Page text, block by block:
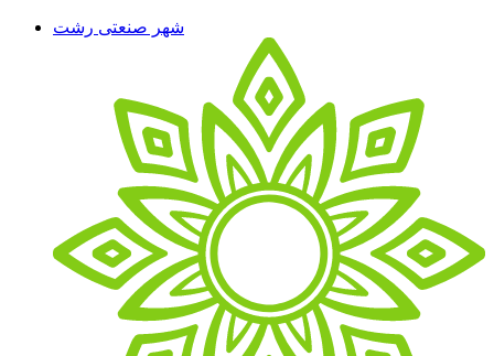
شهر صنعتی رشت